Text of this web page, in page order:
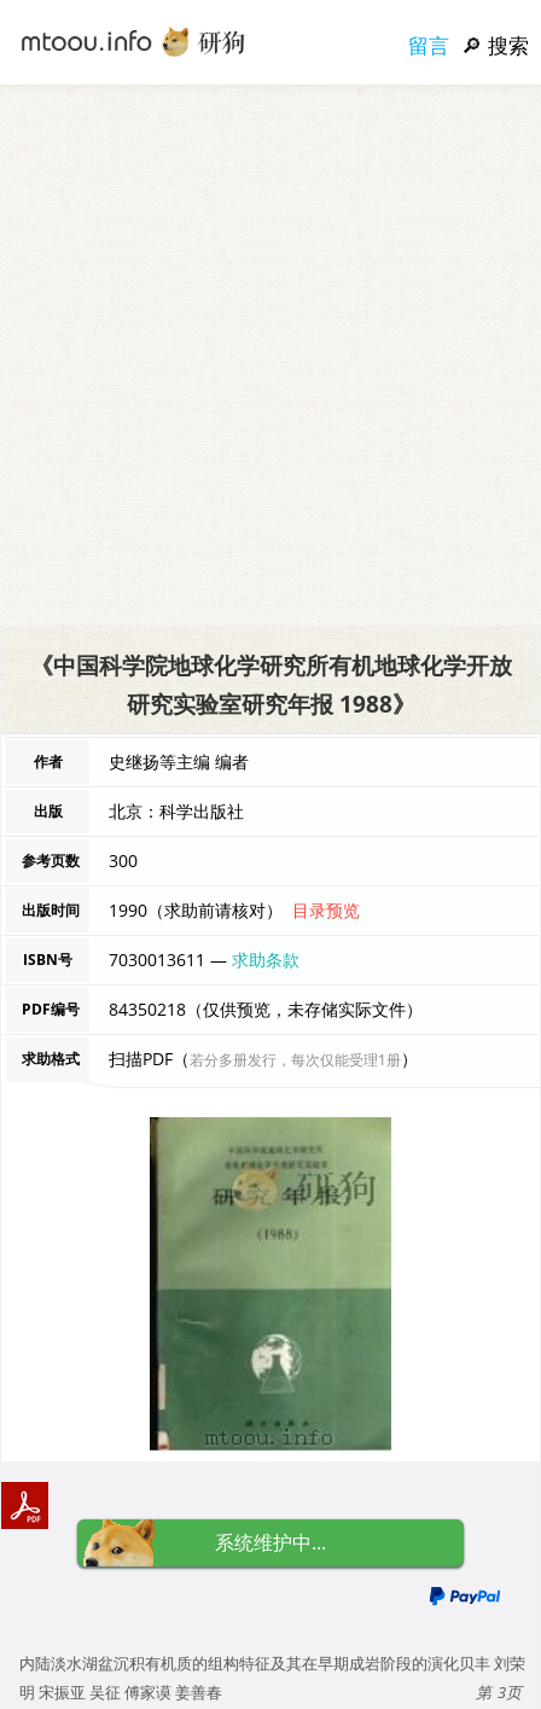
留言 搜索
《中国科学院地球化学研究所有机地球化学开放
研究实验室研究年报 1988》
作者 史继扬等主编 编者
出版 北京：科学出版社
参考页数 300
出版时间 1990（求助前请核对） 目录预览
ISBN号 7030013611 —求助条款
PDF编号 84350218（仅供预览，未存储实际文件）
求助格式 扫描PDF（若分多册发行，每次仅能受理1册）
系统维护中...
内陆淡水湖盆沉积有机质的组构特征及其在早期成岩阶段的演化贝丰 刘荣
明 宋振亚 吴征 傅家谟 姜善春
3